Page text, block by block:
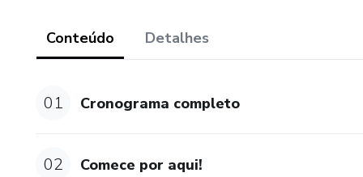
Fundamentos da Terapia
por trás dessa abordagem
Estratégias Práticas:
Conteúdo Detalhes
01 Cronograma completo
02 Comece por aqui!